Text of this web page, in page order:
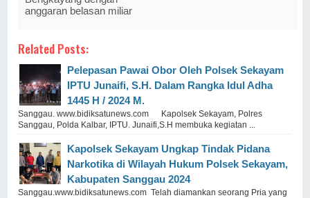
anggaran belasan miliar
Related Posts:
Pelepasan Pawai Obor Oleh Polsek Sekayam
IPTU Junaifi, S.H. Dalam Rangka Idul Adha
1445 H / 2024 M.
Sanggau. www.bidiksatunews.com Kapolsek Sekayam, Polres
Sanggau, Polda Kalbar, IPTU. Junaifi,S.H membuka kegiatan ...
Kapolsek Sekayam Ungkap Tindak Pidana
Narkotika di Wilayah Hukum Polsek Sekayam,
Kabupaten Sanggau 2024
Sanggau.www.bidiksatunews.com Telah diamankan seorang Pria yang